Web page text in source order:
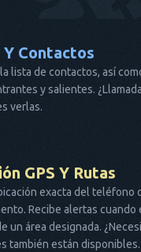
Y Contactos
lista de contactos, así
y salientes.
verlas.
GPS Y Rutas
exacta del teléfono
Recibe alertas cuando
un área designada.
también están disponibles.